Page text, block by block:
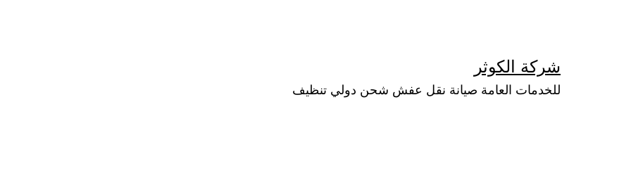
شركة الكوثر
للخدمات العامة صيانة نقل عفش شحن دولي تنظيف